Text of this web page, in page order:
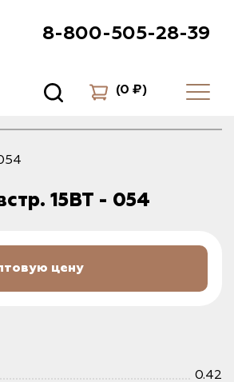
8-800-505-28-39
(0 ₽)
15ВТ - 054
цену
0.42